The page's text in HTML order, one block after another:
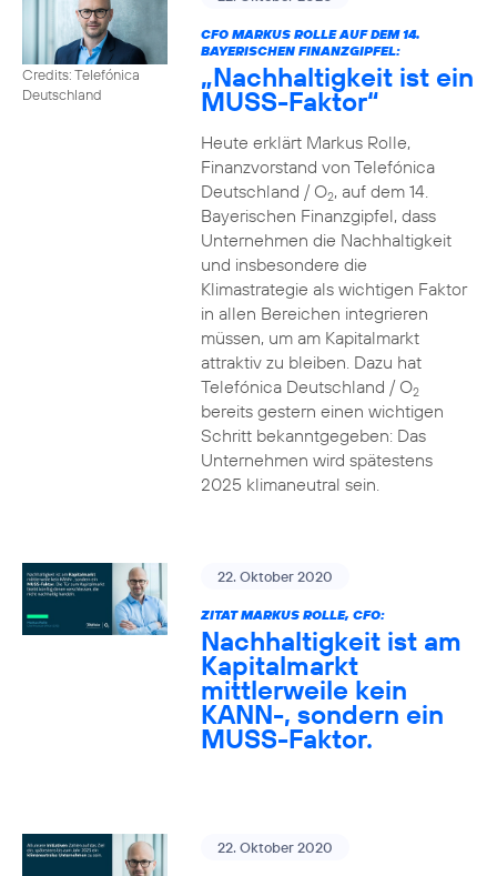
Credits: Telefónica
Deutschland
CFO MARKUS ROLLE AUF DEM 14.
BAYERISCHEN FINANZGIPFEL:
„Nachhaltigkeit ist ein
MUSS-Faktor“
Heute erklärt Markus Rolle,
Finanzvorstand von Telefónica
Deutschland / O2, auf dem 14.
Bayerischen Finanzgipfel, dass
Unternehmen die Nachhaltigkeit
und insbesondere die
Klimastrategie als wichtigen Faktor
in allen Bereichen integrieren
müssen, um am Kapitalmarkt
attraktiv zu bleiben. Dazu hat
Telefónica Deutschland / O2
bereits gestern einen wichtigen
Schritt bekanntgegeben: Das
Unternehmen wird spätestens
2025 klimaneutral sein.
22. Oktober 2020
ZITAT MARKUS ROLLE, CFO:
Nachhaltigkeit ist am
Kapitalmarkt
mittlerweile kein
KANN-, sondern ein
MUSS-Faktor.
22. Oktober 2020